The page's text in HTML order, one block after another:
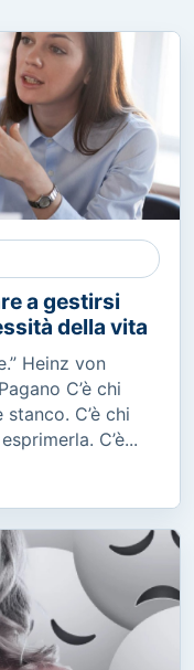
a gestirsi
della vita
Heinz von
C’è chi
C’è chi
C’è...